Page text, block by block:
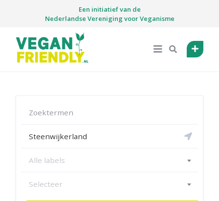
Een initiatief van de
Nederlandse Vereniging voor Veganisme
Alle labels
Selecteer